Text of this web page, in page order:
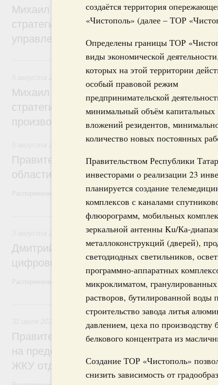
создаётся территория
«Чистополь» (далее – ТОР
Определены границы ТОР
виды экономической
которых на этой территории
особый правовой режим
предпринимательской
минимальный объём капитальных
вложений резидентов,
количество новых постоянных
Правительством Республики
инвесторами о реализации 23
планируется создание
комплексов с каналами
флюорограмм, мобильных
зеркальной антенны Ku/Ка-
металлоконструкций (дверей),
светодиодных светильников,
программно-аппаратных
микроклиматом,
растворов, бутилированной воды
строительство завода литья
давлением, цеха по производству
белкового концентрата из
Создание ТОР «Чистополь»
снизить зависимость от
Михаил Мишустин дал поручения по
стратегической сессии о
управления научно-технологическим
5 августа, среда
Вопросы производительности труда и
Михаил Мишустин дал поручения по
стратегической сессии, посвящённой
производительности труда
Национальный проект «Экологическое
Правительство увеличило объём
области в рамках федерального
Распоряжение от 3 августа 2026 года №2067-р
3 августа, понедельник
Регулирование в сфере торговли.
Дмитрий Григоренко возглавил штаб по
цифровых платформ
Распоряжение от 25 июля 2026 года №1966-р
31 июля, пятница
Социальная поддержка отдельных
Правительство направит регионам
на предоставление мер социальной
ЖКУ отдельным категориям граждан